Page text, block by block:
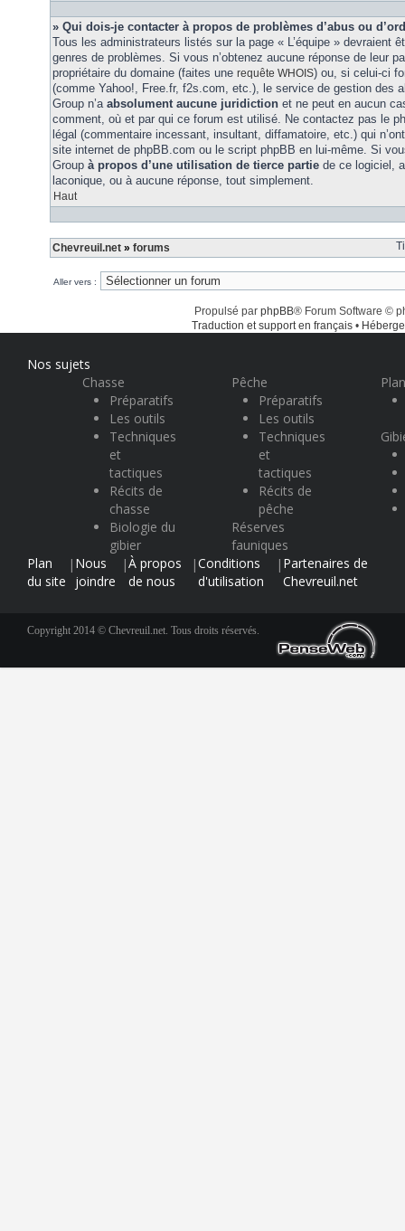
» Qui dois-je contacter à propos de problèmes d’abus ou
Tous les administrateurs listés sur la page « L’équipe » devraient
genres de problèmes. Si vous n’obtenez aucune réponse de leur
propriétaire du domaine (faites une requête WHOIS) ou, si celui-ci
(comme Yahoo!, Free.fr, f2s.com, etc.), le service de gestion des
Group n’a absolument aucune juridiction et ne peut en aucun
comment, où et par qui ce forum est utilisé. Ne contactez pas le
légal (commentaire incessant, insultant, diffamatoire, etc.) qui
site internet de phpBB.com ou le script phpBB en lui-même. Si
Group à propos d’une utilisation de tierce partie de ce logiciel,
laconique, ou à aucune réponse, tout simplement.
Haut
Chevreuil.net » forums
Aller vers :
Propulsé par phpBB® Forum Software ©
Traduction et support en français •
Nos sujets
Chasse
Préparatifs
Les outils
Techniques
et
tactiques
Récits de
chasse
Biologie du
gibier
Pêche
Préparatifs
Les outils
Techniques
et
tactiques
Récits de
pêche
Réserves
fauniques
Plan
du site
| Nous
joindre
|À propos
de nous
|Conditions
d'utilisation
| Partenaires de
Chevreuil.net
Copyright 2014 © Chevreuil.net. Tous droits réservés.